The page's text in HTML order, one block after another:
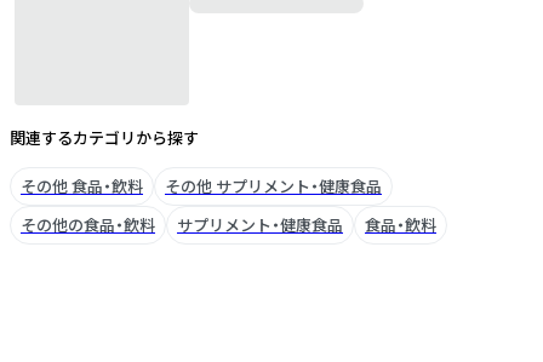
関連するカテゴリから探す
その他 食品・飲料
その他 サプリメント・健康食品
その他の食品・飲料
サプリメント・健康食品 食品・飲料